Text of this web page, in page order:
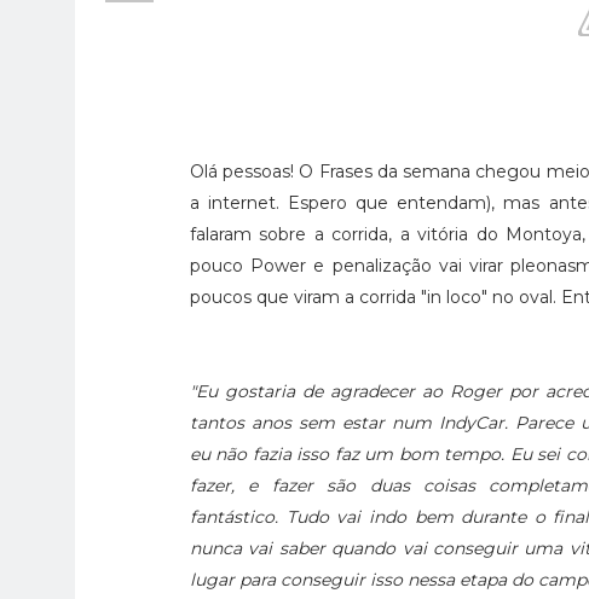
Olá pessoas! O Frases da semana chegou
a internet. Espero que entendam), mas
falaram sobre a corrida, a vitória do
pouco Power e penalização vai virar
poucos que viram a corrida "in loco" no oval.
"Eu gostaria de agradecer ao Roger por
tantos anos sem estar num IndyCar.
eu não fazia isso faz um bom tempo. Eu sei
fazer, e fazer são duas coisas
fantástico. Tudo vai indo bem durante o
nunca vai saber quando vai conseguir uma
lugar para conseguir isso nessa etapa do